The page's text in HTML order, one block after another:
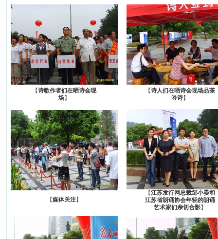
【诗歌作者们在晒诗会现
场】
【诗人们在晒诗会现场品茶
吟诗】
【媒体关注】
【江苏发行网总裁邹小晏和
江苏省朗诵协会年轻的朗诵
艺术家们亲切合影】